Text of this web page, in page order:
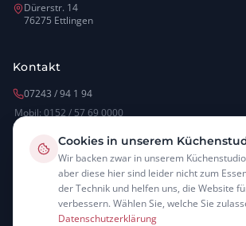
Dürerstr. 14
76275 Ettlingen
Kontakt
07243 / 94 1 94
Mobil: 0152 / 57 69 0000
www.lebensraum-kuechen.de
Downloads
Cookies in unserem
Wir backen zwar in unserem
aber diese hier sind leider nicht zum
der Technik und helfen uns, die Website
verbessern. Wählen Sie, welche Sie
Datenschutzerklärung